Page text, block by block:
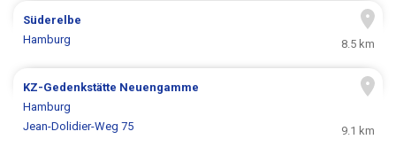
Süderelbe
Hamburg
8.5 km
KZ-Gedenkstätte Neuengamme
Hamburg
Jean-Dolidier-Weg 75
9.1 km